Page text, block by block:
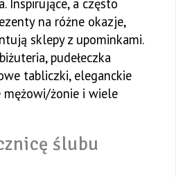
Inspirujące, a często
na różne okazje,
sklepy z upominkami.
pudełeczka
tabliczki, eleganckie
żonie i wiele
ślubu